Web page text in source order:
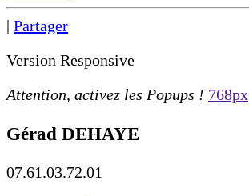
| Partager
Version Responsive
Attention, activez les Popups ! 768px
Gérad DEHAYE
07.61.03.72.01